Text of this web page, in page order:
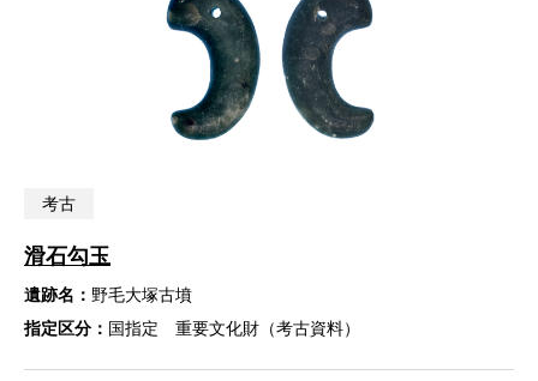
考古
滑石勾玉
遺跡名： 野毛大塚古墳
指定区分： 国指定 重要文化財（考古資料）